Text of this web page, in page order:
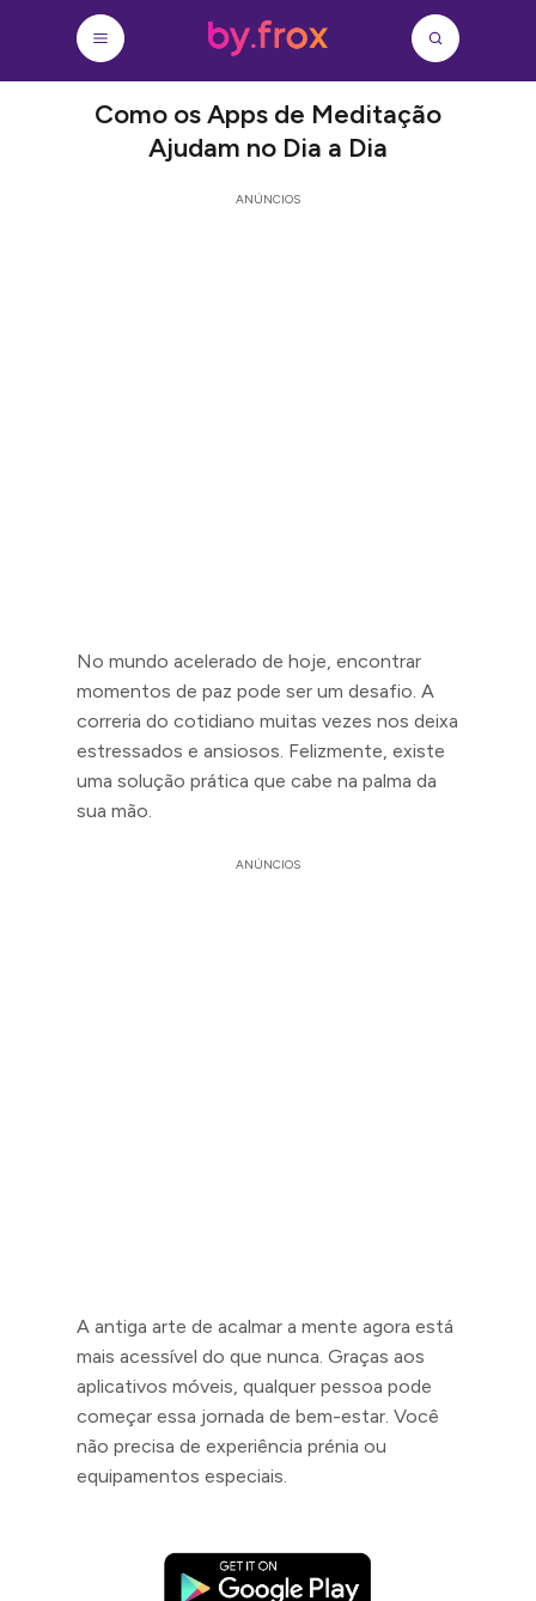
Como os Apps de Meditação
Ajudam no Dia a Dia
ANÚNCIOS
No mundo acelerado de hoje, encontrar
momentos de paz pode ser um desafio. A
correria do cotidiano muitas vezes nos deixa
estressados e ansiosos. Felizmente, existe
uma solução prática que cabe na palma da
sua mão.
ANÚNCIOS
A antiga arte de acalmar a mente agora está
mais acessível do que nunca. Graças aos
aplicativos móveis, qualquer pessoa pode
começar essa jornada de bem-estar. Você
não precisa de experiência prénia ou
equipamentos especiais.